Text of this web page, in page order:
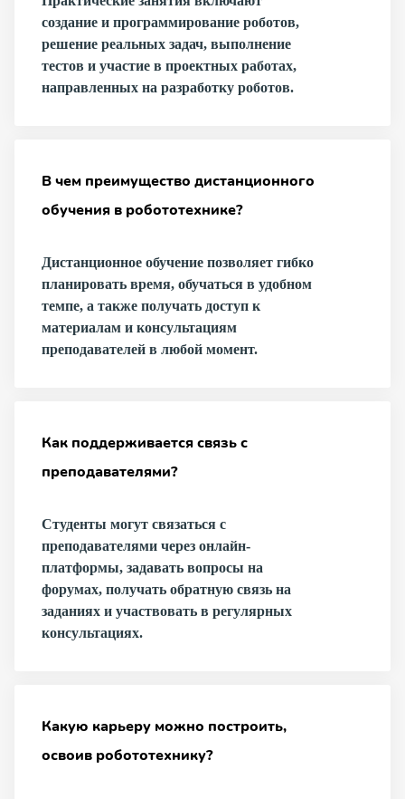
создание и программирование роботов,
решение реальных задач, выполнение
тестов и участие в проектных работах,
направленных на разработку роботов.
В чем преимущество дистанционного
обучения в робототехнике?
Дистанционное обучение позволяет гибко
планировать время, обучаться в удобном
темпе, а также получать доступ к
материалам и консультациям
преподавателей в любой момент.
Как поддерживается связь с
преподавателями?
Студенты могут связаться с
преподавателями через онлайн-
платформы, задавать вопросы на
форумах, получать обратную связь на
заданиях и участвовать в регулярных
консультациях.
Какую карьеру можно построить,
освоив робототехнику?